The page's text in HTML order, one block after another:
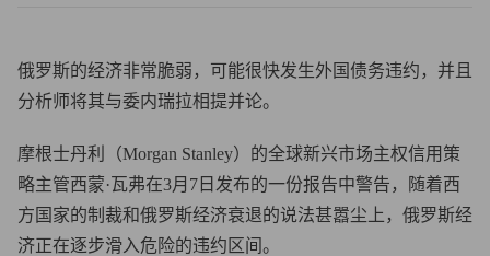
俄罗斯的经济非常脆弱，可能很快发生外国债务违约，并且
分析师将其与委内瑞拉相提并论。
摩根士丹利（Morgan Stanley）的全球新兴市场主权信用策
略主管西蒙·瓦弗在3月7日发布的一份报告中警告，随着西
方国家的制裁和俄罗斯经济衰退的说法甚嚣尘上，俄罗斯经
济正在逐步滑入危险的违约区间。